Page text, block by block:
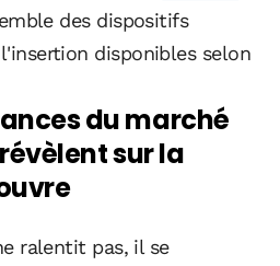
des dispositifs
disponibles selon
du marché
sur la
ralentit pas, il se